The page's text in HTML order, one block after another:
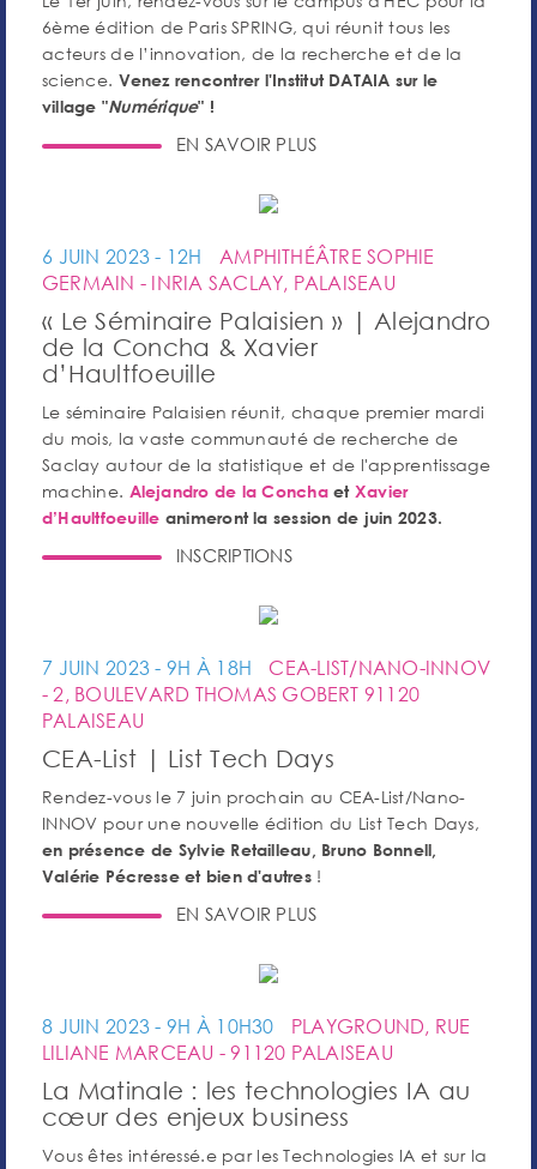
6ème édition de Paris SPRING, qui réunit tous les
acteurs de l’innovation, de la recherche et de la
science. Venez rencontrer l'Institut DATAIA sur le
village "Numérique" !
EN SAVOIR PLUS
6 JUIN 2023 - 12H
AMPHITHÉÂTRE SOPHIE
GERMAIN - INRIA SACLAY, PALAISEAU
« Le Séminaire Palaisien » | Alejandro
de la Concha & Xavier
d’Haultfoeuille
Le séminaire Palaisien réunit, chaque premier mardi
du mois, la vaste communauté de recherche de
Saclay autour de la statistique et de l'apprentissage
machine. Alejandro de la Conchaet Xavier
d’Haultfoeuille animeront la session de juin 2023.
INSCRIPTIONS
7 JUIN 2023 - 9H À 18H
CEA-LIST/NANO-INNOV
- 2, BOULEVARD THOMAS GOBERT 91120
PALAISEAU
CEA-List | List Tech Days
Rendez-vous le 7 juin prochain au CEA-List/Nano-
INNOV pour une nouvelle édition du List Tech Days,
en présence de Sylvie Retailleau, Bruno Bonnell,
Valérie Pécresse et bien d'autres !
EN SAVOIR PLUS
8 JUIN 2023 - 9H À 10H30
PLAYGROUND, RUE
LILIANE MARCEAU - 91120 PALAISEAU
La Matinale : les technologies IA au
cœur des enjeux business
Vous êtes intéressé.e par les Technologies IA et sur la